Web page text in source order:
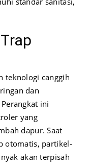
teknologi canggih
dan
ini
yang
dapur. Saat
otomatis, partikel-
akan terpisah